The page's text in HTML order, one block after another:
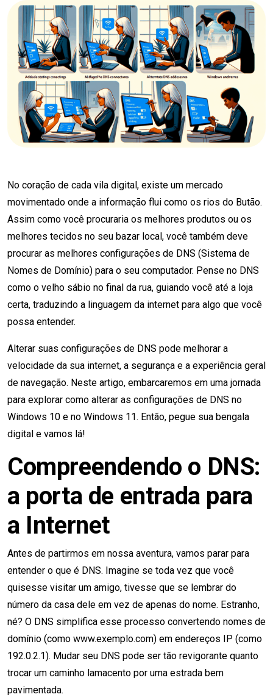
No coração de cada vila digital, existe um mercado
movimentado onde a informação flui como os rios do Butão.
Assim como você procuraria os melhores produtos ou os
melhores tecidos no seu bazar local, você também deve
procurar as melhores configurações de DNS (Sistema de
Nomes de Domínio) para o seu computador. Pense no DNS
como o velho sábio no final da rua, guiando você até a loja
certa, traduzindo a linguagem da internet para algo que você
possa entender.
Alterar suas configurações de DNS pode melhorar a
velocidade da sua internet, a segurança e a experiência geral
de navegação. Neste artigo, embarcaremos em uma jornada
para explorar como alterar as configurações de DNS no
Windows 10 e no Windows 11. Então, pegue sua bengala
digital e vamos lá!
Compreendendo o DNS:
a porta de entrada para
a Internet
Antes de partirmos em nossa aventura, vamos parar para
entender o que é DNS. Imagine se toda vez que você
quisesse visitar um amigo, tivesse que se lembrar do
número da casa dele em vez de apenas do nome. Estranho,
né? O DNS simplifica esse processo convertendo nomes de
domínio (como www.exemplo.com) em endereços IP (como
192.0.2.1). Mudar seu DNS pode ser tão revigorante quanto
trocar um caminho lamacento por uma estrada bem
pavimentada.